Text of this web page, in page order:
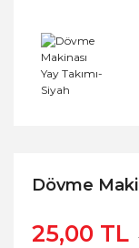
Dövme
25,00 TL